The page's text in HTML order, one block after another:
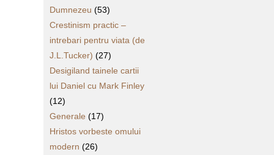
Dumnezeu (53)
Crestinism practic –
intrebari pentru viata (de
J.L.Tucker) (27)
Desigiland tainele cartii
lui Daniel cu Mark Finley
(12)
Generale (17)
Hristos vorbeste omului
modern (26)